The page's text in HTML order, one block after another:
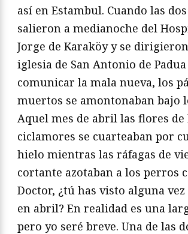
así en Estambul. Cuando las
salieron a medianoche del
Jorge de Karaköy y se
iglesia de San Antonio de
comunicar la mala nueva, los
muertos se amontonaban bajo
Aquel mes de abril las flores de
ciclamores se cuarteaban por
hielo mientras las ráfagas de
cortante azotaban a los perros
Doctor, ¿tú has visto alguna vez
en abril? En realidad es una
pero yo seré breve. Una de las